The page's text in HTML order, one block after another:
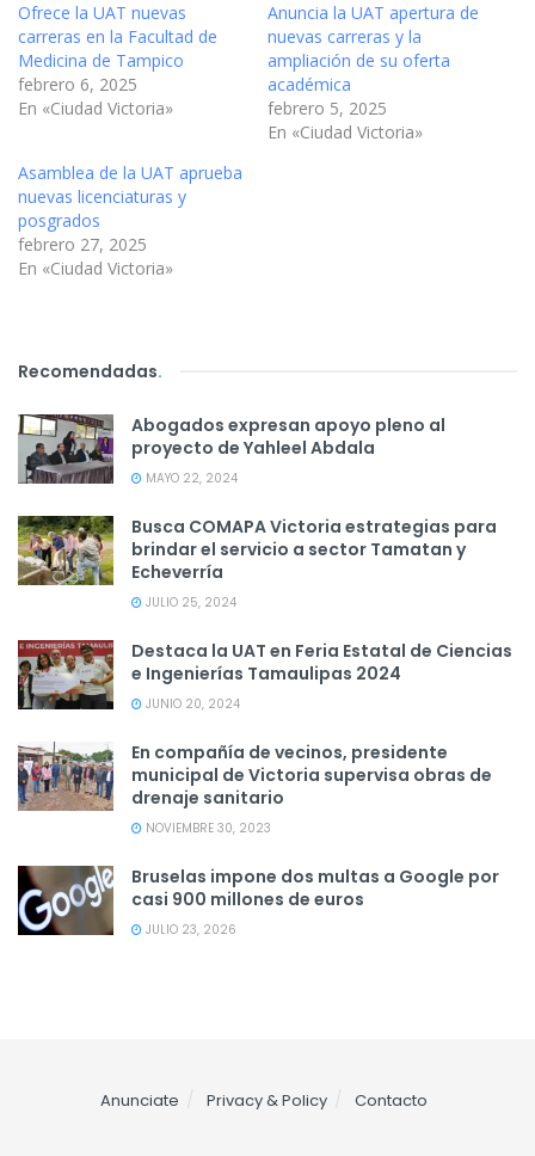
Ofrece la UAT nuevas
carreras en la Facultad de
Medicina de Tampico
febrero 6, 2025
En «Ciudad Victoria»
Anuncia la UAT apertura de
nuevas carreras y la
ampliación de su oferta
académica
febrero 5, 2025
En «Ciudad Victoria»
Asamblea de la UAT aprueba
nuevas licenciaturas y
posgrados
febrero 27, 2025
En «Ciudad Victoria»
Recomendadas.
Abogados expresan apoyo pleno al
proyecto de Yahleel Abdala
MAYO 22, 2024
Busca COMAPA Victoria estrategias para
brindar el servicio a sector Tamatan y
Echeverría
JULIO 25, 2024
Destaca la UAT en Feria Estatal de Ciencias
e Ingenierías Tamaulipas 2024
JUNIO 20, 2024
En compañía de vecinos, presidente
municipal de Victoria supervisa obras de
drenaje sanitario
NOVIEMBRE 30, 2023
Bruselas impone dos multas a Google por
casi 900 millones de euros
JULIO 23, 2026
Anunciate Privacy & Policy Contacto